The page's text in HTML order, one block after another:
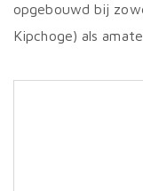
opgebouwd bij
Kipchoge) als